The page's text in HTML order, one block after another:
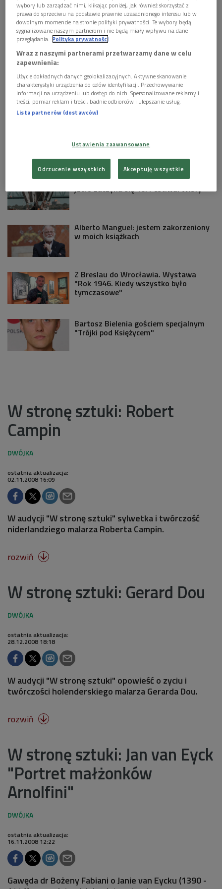
Zaprasza Ewa Prządka
Zobacz więcej na temat: bożena fabiani
KULTURA W POLSKIM RADIU:
"Primetime": seksualni drapieżnicy na
celowniku i w kamerze Roberta
Pattinsona
legendy. Andy Warhol nieznany w
Krakowie
Święto Królowej Polskich Rzek - już
jutro zaczyna się 10. Festiwal Wisły
Alberto Manguel: jestem zakorzeniony
w moich książkach
Z Breslau do Wrocławia. Wystawa
"Rok 1946. Kiedy wszystko było
tymczasowe"
Bartosz Bielenia gościem specjalnym
"Trójki pod Księżycem"
W stronę sztuki: Robert
Campin
ostatnia aktualizacja:
02.11.2008 16:09
W audycji "W stronę sztuki" sylwetka i twórczość
niderlandziego malarza Roberta Campin.
rozwiń 
W stronę sztuki: Gerard Dou
ostatnia aktualizacja:
28.12.2008 18:18
W audycji "W stronę sztuki" opowieść o zyciu i
twórczości holenderskiego malarza Gerarda Dou.
rozwiń 
W stronę sztuki: Jan van Eyck
"Portret małżonków
Arnolfini"
ostatnia aktualizacja:
16.11.2008 12:22
Gawęda dr Bożeny Fabiani o Janie van Eycku (1390 -
wybory lub zarządzać nimi, klikając poniżej, jak również skorzystać z
prawa do sprzeciwu na podstawie prawnie uzasadnionego interesu lub w
dowolnym momencie na stronie polityki prywatności. Te wybory będą
sygnalizowane naszym partnerom i nie będą miały wpływu na dane
przeglądania. Polityka prywatności
Wraz z naszymi partnerami przetwarzamy dane w celu
zapewnienia:
Użycie dokładnych danych geolokalizacyjnych. Aktywne skanowanie
charakterystyki urządzenia do celów identyfikacji. Przechowywanie
informacji na urządzeniu lub dostęp do nich. Spersonalizowane reklamy i
treści, pomiar reklam i treści, badnie odbiorców i ulepszanie usług.
Lista partnerów (dostawców)
Ustawienia zaawansowane
Odrzucenie wszystkich Akceptuję wszystkie